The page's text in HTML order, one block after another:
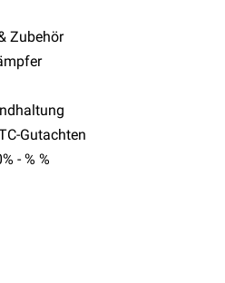
Zubehör
Gutachten
- % %